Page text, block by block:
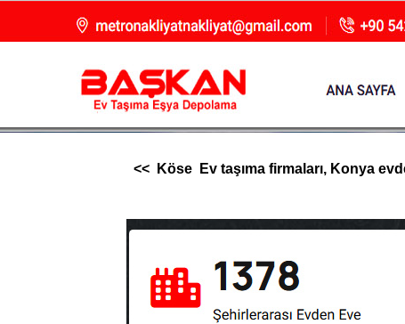
<< Köse Ev taşıma firmaları, Konya